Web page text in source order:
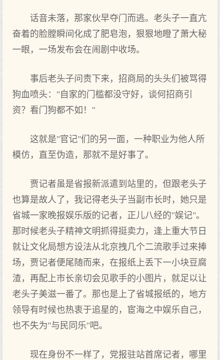
话音未落，那家伙早夺门而逃。老头子一直亢
奋着的脸膛瞬间化成了肥皂泡，狠狠地瞪了萧大秘
一眼，一场发布会在闹剧中收场。
事后老头子问责下来，招商局的头头们被骂得
狗血喷头："自家的门槛都没守好，谈何招商引
资？看门狗都不如！"
这就是"官记"们的另一面，一种职业为他人所
模仿，直至伪造，那就不是好事了。
贾记者虽是省报新派遣到站里的，但跟老头子
也算是故人了，我记得老头子当副市长时，她只是
省城一家晚报娱乐版的记者，正儿八经的"娱记"。
那时候老头子精神文明抓得挺卖力，逢上重大节日
就让文化局想方设法从北京拽几个二流歌手过来捧
场，贾记者便尾随而来，在报纸上丢下一小块豆腐
渣，再配上市长亲切会见歌手的小图片，就足以让
老头子美滋一番了。那也是上了省城报纸的，地方
领导有时候也热衷于追星的，宦海之中娱乐自己，
也不失为"与民同乐"吧。
现在身份不一样了，党报驻站首席记者，哪里